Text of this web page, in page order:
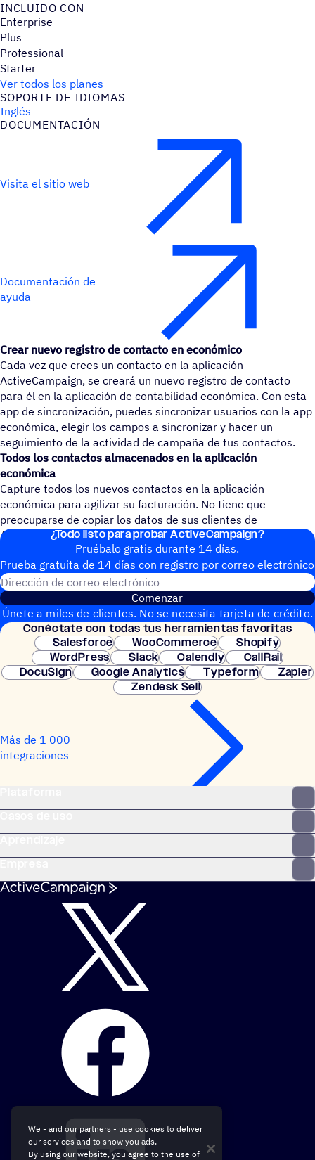
INCLUIDO CON
Enterprise
Plus
Professional
Starter
Ver todos los planes
SOPORTE DE IDIOMAS
Inglés
DOCU­MEN­TA­CIÓN
Visita el sitio web
Documentación de
ayuda
Crear nuevo registro de contacto en económico
Cada vez que crees un contacto en la aplicación
ActiveCampaign, se creará un nuevo registro de contacto
para él en la aplicación de contabilidad económica. Con esta
app de sincronización, puedes sincronizar usuarios con la app
económica, elegir los campos a sincronizar y hacer un
seguimiento de la actividad de campaña de tus contactos.
Todos los contactos almacenados en la aplicación
económica
Capture todos los nuevos contactos en la aplicación
económica para agilizar su facturación. No tiene que
preocuparse de copiar los datos de sus clientes de
ActiveCampaign en la aplicación económica.
¿Todo listo para probar ActiveCampaign?
Pruébalo gratis durante 14 días.
Prueba gratuita de 14 días con regis­tro por correo electrónico
Dirección de correo electrónico
Comenzar
Únete a miles de clientes. No se necesita tarjeta de crédito.
Configuración instantánea.
Conéc­tate con todas tus herramientas favoritas
Salesforce
WooCommerce
Shopify
WordPress
Slack Calendly
CallRail
DocuSign
Google Analytics Typeform
Zapier
Zendesk Sell
Más de 1 000
integraciones
We - and our partners - use cookies to deliver
our services and to show you ads.
By using our website, you agree to the use of